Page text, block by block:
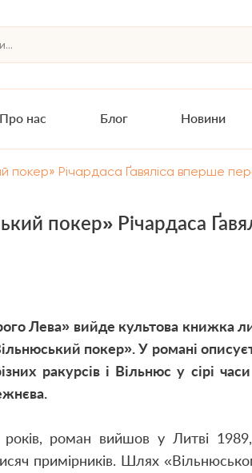
Про нас Блог Новини
покер» Річардаса Ґавяліса вперше
покер» Річардаса
Лева» вийде культова книжка
покер». У романі
ракурсів і Вільнюс у сірі
роман вийшов у Литві 1989,
примірників. Шлях